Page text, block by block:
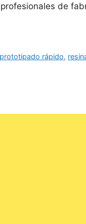
de
prototipado rápido,